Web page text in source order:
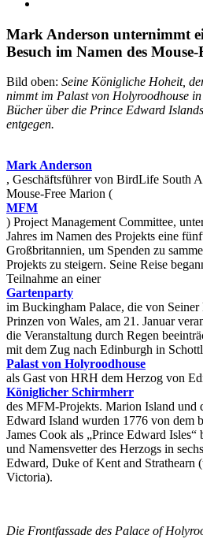
Image
Mark Anderson unternimmt
Besuch im Namen des
Bild oben: Seine Königliche Hoheit,
nimmt im Palast von Holyroodhouse
Bücher über die Prince Edward
entgegen.
Mark Anderson
, Geschäftsführer von BirdLife South
Mouse-Free Marion (
MFM
) Project Management Committee,
Jahres im Namen des Projekts eine
Großbritannien, um Spenden zu
Projekts zu steigern. Seine Reise
Teilnahme an einer
Gartenparty
im Buckingham Palace, die von
Prinzen von Wales, am 21. Januar
die Veranstaltung durch Regen
mit dem Zug nach Edinburgh in
Palast von Holyroodhouse
als Gast von HRH dem Herzog von
Königlicher Schirmherr
des MFM-Projekts. Marion Island und
Edward Island wurden 1776 von dem
James Cook als „Prince Edward Isles“
und Namensvetter des Herzogs in
Edward, Duke of Kent and Strathearn
Victoria).
Die Frontfassade des Palace of